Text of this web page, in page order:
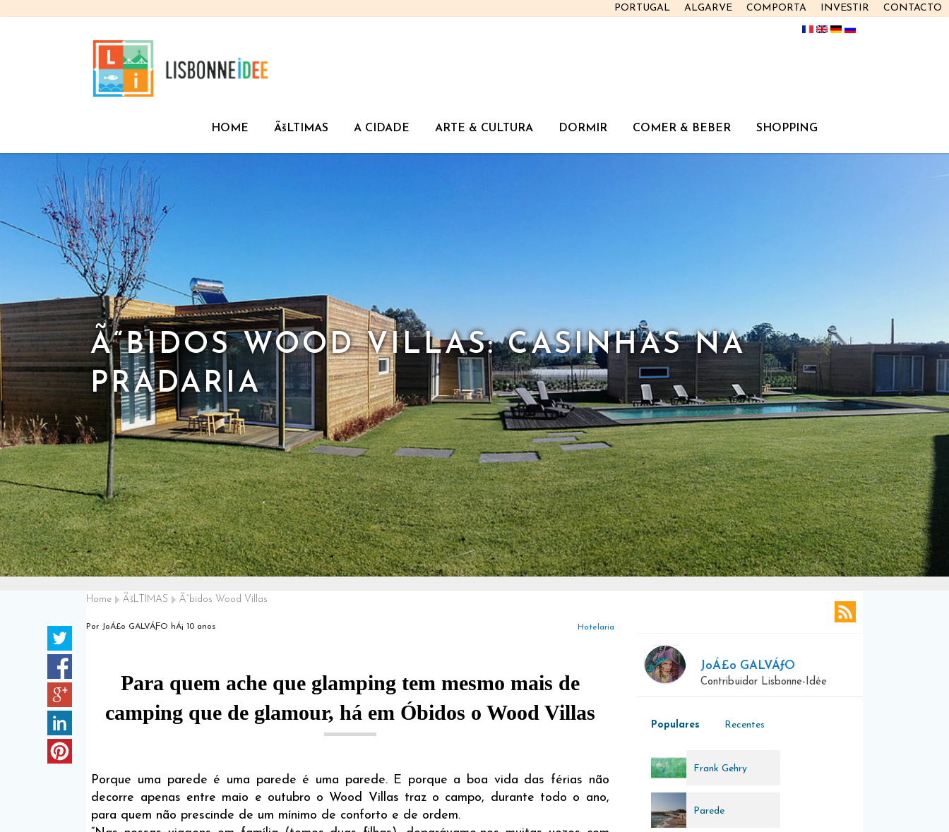
CONTACTO
INVESTIR
COMPORTA
ALGARVE
PORTUGAL
HOME ÃšLTIMAS A CIDADE ARTE & CULTURA DORMIR COMER & BEBER SHOPPING
Ã“BIDOS WOOD VILLAS: CASINHAS NA
PRADARIA
Home ÃšLTIMAS Ã“bidos Wood Villas
Por JoÁ£o GALVÁƑO hÁ¡ 10 anos Hotelaria
Para quem ache que glamping tem mesmo mais de
camping que de glamour, há em Óbidos o Wood Villas
Porque uma parede é uma parede é uma parede. E porque a boa vida das férias não
decorre apenas entre maio e outubro o Wood Villas traz o campo, durante todo o ano,
para quem não prescinde de um mínimo de conforto e de ordem.
JoÁ£o GALVÁƒO
Contribuidor Lisbonne-Idée
Populares Recentes
Frank Gehry
Parede